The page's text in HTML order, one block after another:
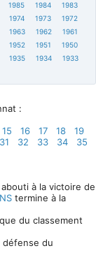
1985 1984
1983
1974 1973
1972
1963 1962
1961
1952 1951
1950
1935 1934
1933
:
15 16 17 18
19
31 32 33 34
35
à la victoire de
termine à la
du classement
défense du